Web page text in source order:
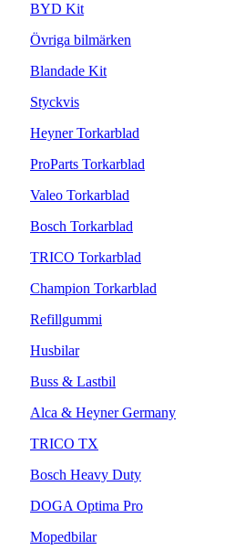
BYD Kit
Övriga bilmärken
Blandade Kit
Styckvis
Heyner Torkarblad
ProParts Torkarblad
Valeo Torkarblad
Bosch Torkarblad
TRICO Torkarblad
Champion Torkarblad
Refillgummi
Husbilar
Buss & Lastbil
Alca & Heyner Germany
TRICO TX
Bosch Heavy Duty
DOGA Optima Pro
Mopedbilar